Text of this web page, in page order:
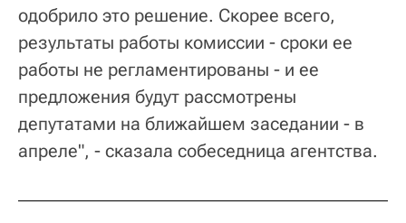
одобрило это решение. Скорее всего,
результаты работы комиссии - сроки ее
работы не регламентированы - и ее
предложения будут рассмотрены
депутатами на ближайшем заседании - в
апреле", - сказала собеседница агентства.